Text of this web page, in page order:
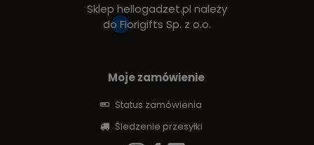
Sklep hellogadzet.pl należy
do Fiorigifts Sp. z o.o.
Moje zamówienie
Status zamówienia
Śledzenie przesyłki